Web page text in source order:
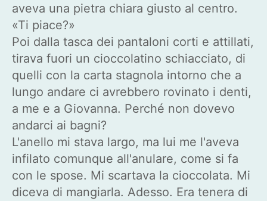
aveva una pietra chiara giusto al centro.
«Ti piace?»
Poi dalla tasca dei pantaloni corti e attillati,
tirava fuori un cioccolatino schiacciato, di
quelli con la carta stagnola intorno che a
lungo andare ci avrebbero rovinato i denti,
a me e a Giovanna. Perché non dovevo
andarci ai bagni?
L'anello mi stava largo, ma lui me l'aveva
infilato comunque all'anulare, come si fa
con le spose. Mi scartava la cioccolata. Mi
diceva di mangiarla. Adesso. Era tenera di